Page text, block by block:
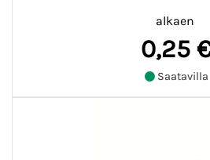
alkaen
0,25
Saatavilla